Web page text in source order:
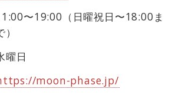
〜19:00（日曜祝日〜18:00ま
）
曜日
moon-phase.jp/